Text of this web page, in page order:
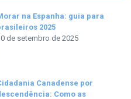
na Espanha: guia para
2025
de setembro de 2025
Canadense por
Como as